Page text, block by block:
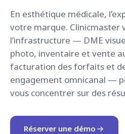
En esthétique médicale,
votre marque. Clinicmaster
l’infrastructure — DME
photo, inventaire et vente
facturation des forfaits et
engagement omnicanal —
vous concentrer sur des
Réserver une démo